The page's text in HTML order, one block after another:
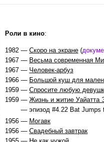
Роли в кино:
1982 — Скоро на экране (
1967 — Весьма современная
1967 — Человек-арбуз
1966 — Большой куш для
1959 — Спросите любую
1959 — Жизнь и житие Уайатта
— эпизод #4.22 Bat Jumps
1956 — Могавк
1956 — Свадебный завтрак